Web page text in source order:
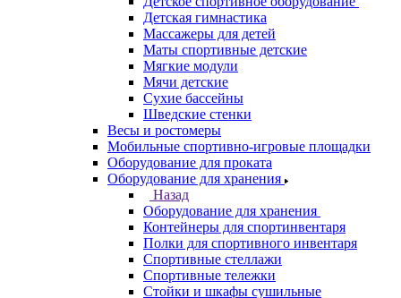
Детская гимнастика
Массажеры для детей
Маты спортивные детские
Мягкие модули
Мячи детские
Сухие бассейны
Шведские стенки
Весы и ростомеры
Мобильные спортивно-игровые площадки
Оборудование для проката
Оборудование для хранения
Назад
Оборудование для хранения
Контейнеры для спортинвентаря
Полки для спортивного инвентаря
Спортивные стеллажи
Спортивные тележки
Стойки и шкафы сушильные